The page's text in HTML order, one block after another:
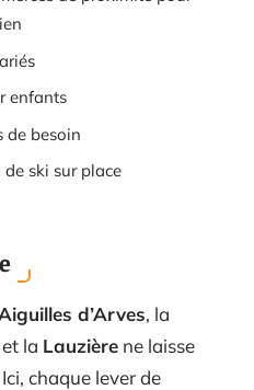
enfants
de besoin
ski sur place
d’Arves, la
et la Lauzière ne laisse
chaque lever de